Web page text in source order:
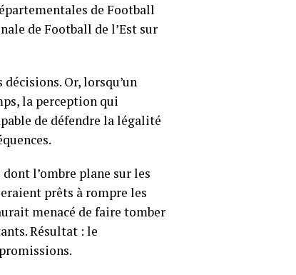
de Football
de Football de l’Est sur
Or, lorsqu’un
la perception qui
de défendre la légalité
l’ombre plane sur les
prêts à rompre les
menacé de faire tomber
Résultat : le